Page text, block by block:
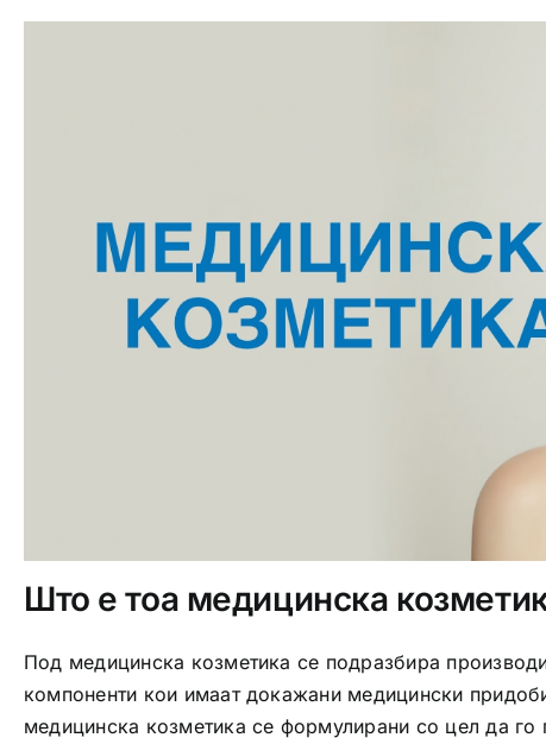
Што е тоа медицинска
Под медицинска козметика се подразбира
компоненти кои имаат докажани медицински
медицинска козметика се формулирани со цел да